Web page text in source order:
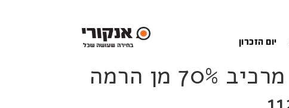
יום הזכרון
לשון על פי תכנית הרפורמה ללמידה משמעותית מרכיב 70% מן הרמה